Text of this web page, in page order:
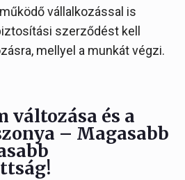
vállalkozással is
szerződést kell
mellyel a munkát végzi.
változása és a
– Magasabb